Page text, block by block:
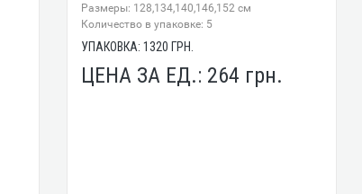
Размеры: 128,134,140,146,152 см
Количество в упаковке: 5
УПАКОВКА:1320 ГРН.
ЦЕНА ЗА ЕД.: 264 грн.